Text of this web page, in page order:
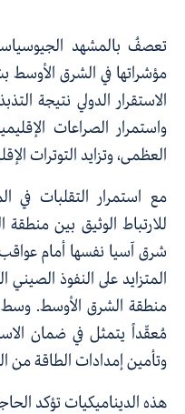
تعصفُ بالمشهد
مؤشراتها في الشرق الأوسط
الاستقرار الدولي نتيجة
واستمرار الصراعات
العظمى، وتزايد التوترات
مع استمرار التقلبات في
للارتباط الوثيق بين
شرق آسيا نفسها أمام
المتزايد على النفوذ
منطقة الشرق الأوسط. وسط
مُعقّداً يتمثل في ضمان
وتأمين إمدادات الطاقة من
هذه الديناميكيات تؤكد